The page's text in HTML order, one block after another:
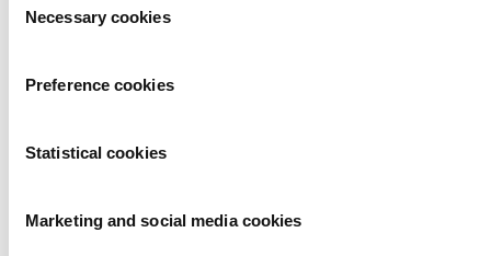
Necessary cookies
Preference cookies
Statistical cookies
Marketing and social media cookies